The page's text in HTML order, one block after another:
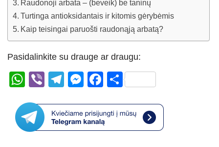
Raudonoji arbata – (beveik) be taninų
Turtinga antioksidantais ir kitomis gėrybėmis
Kaip teisingai paruošti raudonąją arbatą?
Pasidalinkite su drauge ar draugu:
W
at
s
Vi
er
T
e
gr
M
ss
e
F
c
e
S
ar
e